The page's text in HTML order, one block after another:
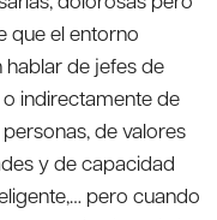
que el entorno
hablar de jefes de
indirectamente de
de valores
y de capacidad
pero cuando